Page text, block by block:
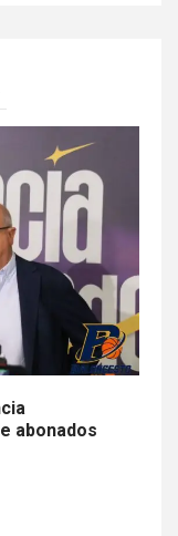
abonados